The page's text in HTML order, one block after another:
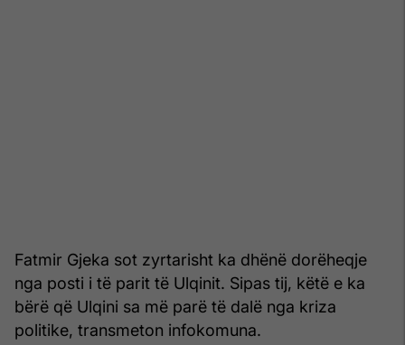
Fatmir Gjeka sot zyrtarisht ka dhënë dorëheqje
nga posti i të parit të Ulqinit. Sipas tij, këtë e ka
bërë që Ulqini sa më parë të dalë nga kriza
politike, transmeton infokomuna.